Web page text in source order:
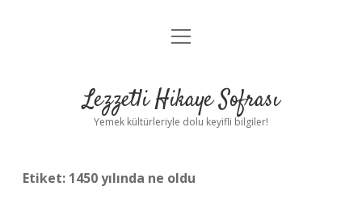
Anasayfa
Yasal Uyarı
menüyü
Lezzetli Hikaye Sofrası
Yemek kültürleriyle dolu keyifli bilgiler!
Etiket: 1450 yılında ne oldu